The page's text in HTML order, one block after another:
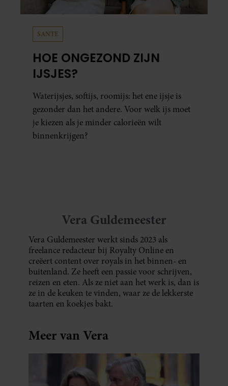
SANTE
HOE ONGEZOND ZIJN
IJSJES?
Waterijsjes, softijs, roomijs: het ene ijsje is
gezonder dan het andere. Voor welk ijs moet
je kiezen als je minder calorieën wilt
binnenkrijgen?
Vera Guldemeester
Vera Guldemeester werkt sinds 2023 als
freelance redacteur bij Royalty Online en
creëert content over royals in het binnen- en
buitenland. Ze heeft een passie voor schrijven,
reizen en eten. Als ze niet aan het werk is, dan is
ze in de keuken te vinden, waar ze de lekkerste
taarten en koekjes bakt.
Meer van Vera